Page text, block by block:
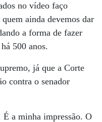
no vídeo faço
ainda devemos dar
a forma de fazer
500 anos.
já que a Corte
contra o senador
É a minha impressão. O